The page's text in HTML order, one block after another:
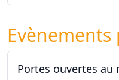
Evènements
Portes ouvertes au